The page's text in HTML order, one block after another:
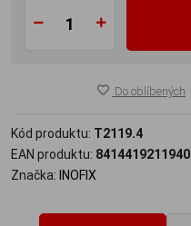
Do oblíbených
Kód produktu: T2119.4
EAN produktu: 8414419211940
Značka: INOFIX